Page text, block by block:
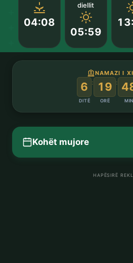
04:08
diellit
05:59
NAMAZI I
6
DITË
: 19
ORË
:
MIN
Kohët mujore
HAPËSIRË